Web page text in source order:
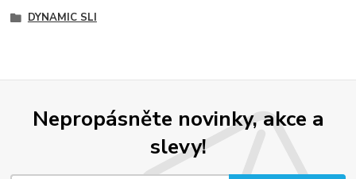
DYNAMIC SLI
Nepropásněte novinky, akce a
slevy!